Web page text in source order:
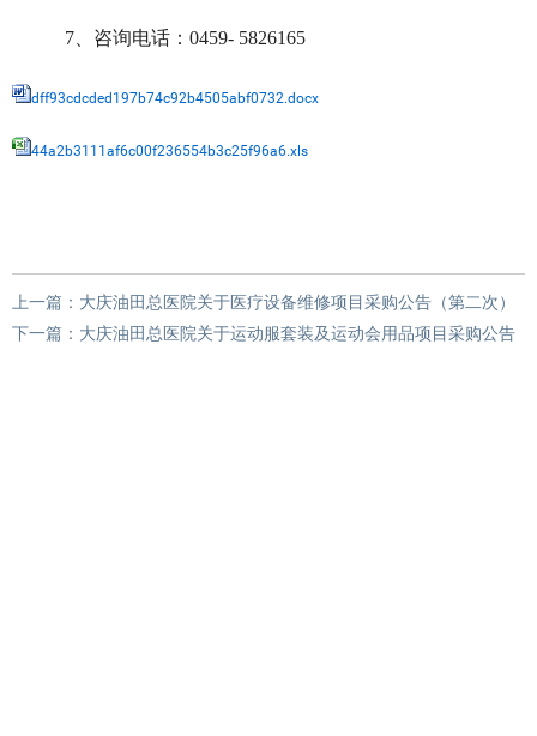
7 、咨询电话：0459- 5826165
dff93cdcded197b74c92b4505abf0732.docx
44a2b3111af6c00f236554b3c25f96a6.xls
上一篇： 大庆油田总医院关于医疗设备维修项目采购公告（第二次）
下一篇： 大庆油田总医院关于运动服套装及运动会用品项目采购公告